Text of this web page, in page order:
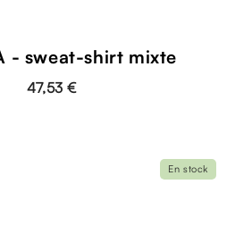
- sweat-shirt mixte
47,53 €
En stock